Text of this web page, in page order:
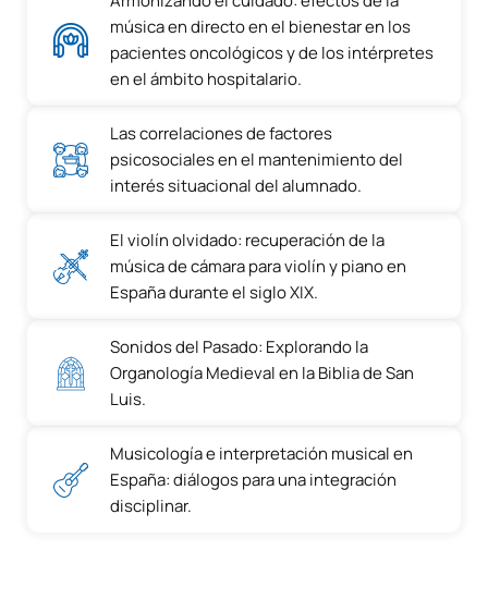
música en directo en el bienestar en los
pacientes oncológicos y de los intérpretes
en el ámbito hospitalario.
Las correlaciones de factores
psicosociales en el mantenimiento del
interés situacional del alumnado.
El violín olvidado: recuperación de la
música de cámara para violín y piano en
España durante el siglo XIX.
Sonidos del Pasado: Explorando la
Organología Medieval en la Biblia de San
Luis.
Musicología e interpretación musical en
España: diálogos para una integración
disciplinar.